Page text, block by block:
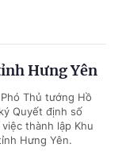
Hưng Yên
Thủ tướng Hồ
Quyết định số
thành lập Khu
Hưng Yên.